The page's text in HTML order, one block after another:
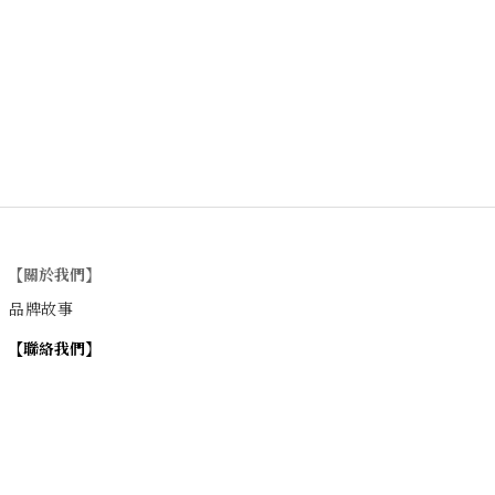
【關於我們】
品牌故事
【聯絡我們】